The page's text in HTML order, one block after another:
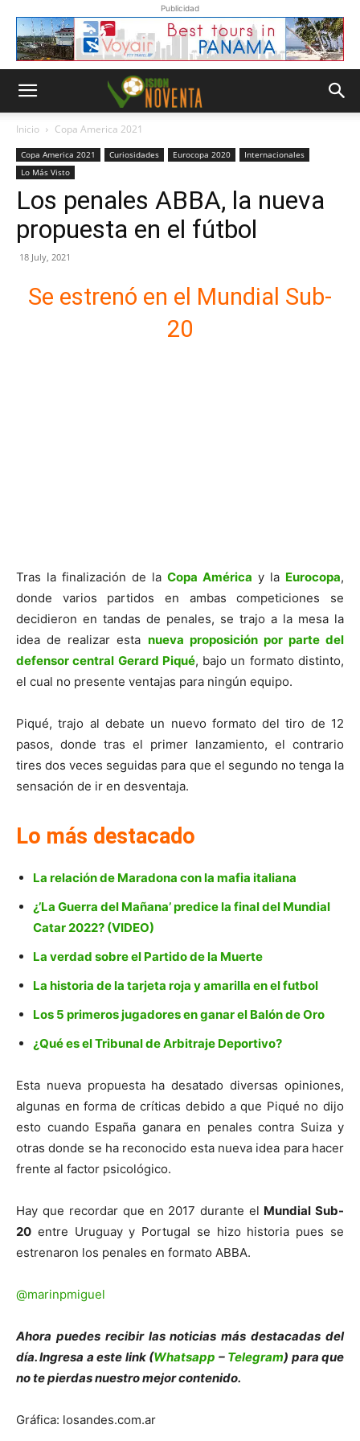
Publicidad
Inicio Copa America 2021
Copa America 2021 Curiosidades Eurocopa 2020
Internacionales
Lo Más Visto
Los penales ABBA, la nueva
propuesta en el fútbol
18 July, 2021
Se estrenó en el Mundial Sub-
20
Tras la finalización de la Copa América y la Eurocopa,
donde varios partidos en ambas competiciones se
decidieron en tandas de penales, se trajo a la mesa la
idea de realizar esta nueva proposición por parte del
defensor central Gerard Piqué, bajo un formato distinto,
el cual no presente ventajas para ningún equipo.
Piqué, trajo al debate un nuevo formato del tiro de 12
pasos, donde tras el primer lanzamiento, el contrario
tires dos veces seguidas para que el segundo no tenga la
sensación de ir en desventaja.
Lo más destacado
La relación de Maradona con la mafia italiana
¿’La Guerra del Mañana’ predice la final del Mundial
Catar 2022? (VIDEO)
La verdad sobre el Partido de la Muerte
La historia de la tarjeta roja y amarilla en el futbol
Los 5 primeros jugadores en ganar el Balón de Oro
¿Qué es el Tribunal de Arbitraje Deportivo?
Esta nueva propuesta ha desatado diversas opiniones,
algunas en forma de críticas debido a que Piqué no dijo
esto cuando España ganara en penales contra Suiza y
otras donde se ha reconocido esta nueva idea para hacer
frente al factor psicológico.
Hay que recordar que en 2017 durante el Mundial Sub-
20 entre Uruguay y Portugal se hizo historia pues se
estrenaron los penales en formato ABBA.
@marinpmiguel
Ahora puedes recibir las noticias más destacadas del
día. Ingresa a este link (Whatsapp – Telegram) para que
no te pierdas nuestro mejor contenido.
Gráfica: losandes.com.ar